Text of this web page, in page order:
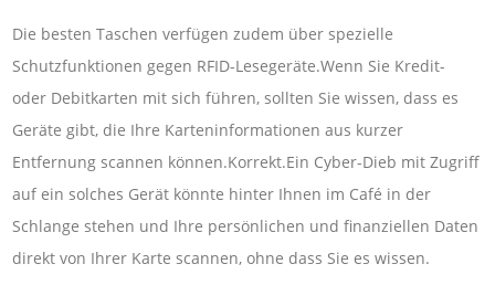
Die besten Taschen verfügen zudem über spezielle
Schutzfunktionen gegen RFID-Lesegeräte.Wenn Sie Kredit-
oder Debitkarten mit sich führen, sollten Sie wissen, dass es
Geräte gibt, die Ihre Karteninformationen aus kurzer
Entfernung scannen können.Korrekt.Ein Cyber-Dieb mit Zugriff
auf ein solches Gerät könnte hinter Ihnen im Café in der
Schlange stehen und Ihre persönlichen und finanziellen Daten
direkt von Ihrer Karte scannen, ohne dass Sie es wissen.